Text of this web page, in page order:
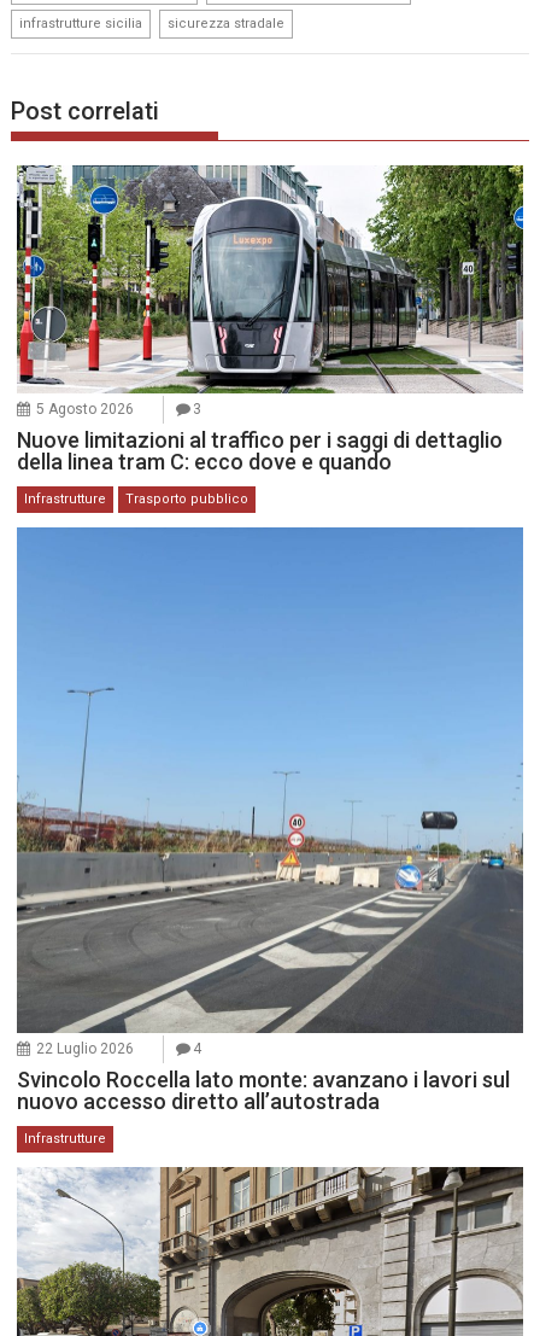
infrastrutture sicilia sicurezza stradale
Post correlati
5 Agosto 2026 3
Nuove limitazioni al traffico per i saggi di dettaglio
della linea tram C: ecco dove e quando
Infrastrutture Trasporto pubblico
22 Luglio 2026 4
Svincolo Roccella lato monte: avanzano i lavori sul
nuovo accesso diretto all’autostrada
Infrastrutture